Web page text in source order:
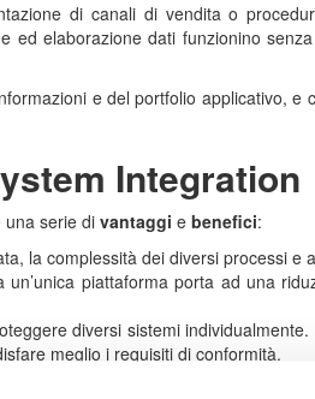
di canali di vendita o
ed elaborazione dati funzionino
e del portfolio applicativo,
Integration
una serie di vantaggi e benefici:
la complessità dei diversi processi
piattaforma porta ad una
diversi sistemi
meglio i requisiti di conformità.
il system integrator assicura un